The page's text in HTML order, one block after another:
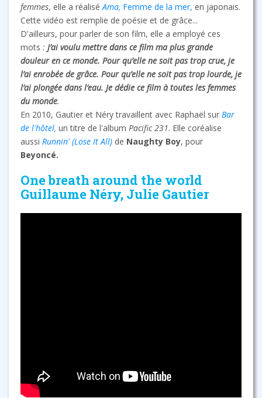
femmes, elle a réalisé Ama, Femme de la mer, en japonais.
Cette vidéo est remplie de poésie et de grâce...
D'ailleurs, pour parler de son film, elle a employé ces
mots : J’ai voulu mettre dans ce film ma plus grande
douleur en ce monde. Pour qu’elle ne soit pas trop crue, je
l’ai enrobée de grâce. Pour qu’elle ne soit pas trop lourde, je
l’ai plongée dans l’eau. Je dédie ce film à toutes les femmes
du monde.
En 2010, Gautier et Néry travaillent avec Raphaël sur Bar
de l'hôtel, un titre de l'album Pacific 231. Elle coréalise
aussi Runnin' (Lose It All) de Naughty Boy, pour
Beyoncé.
One breath around the world
Guillaume Néry, Julie Gautier